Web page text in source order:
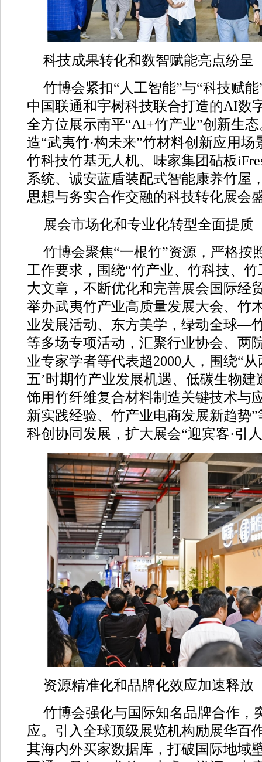
科技成果转化和数智赋能亮点纷呈
竹博会紧扣“人工智能”与“科技赋
中国联通和宇树科技联合打造的AI数
全方位展示南平“AI+竹产业”创新生
造“武夷竹·构未来”竹材料创新应用
竹科技竹基无人机、味家集团砧板
系统、诚安蓝盾装配式智能康养竹屋
思想与务实合作交融的科技转化展会
展会市场化和专业化转型全面提质
竹博会聚焦“一根竹”资源，严格按
工作要求，围绕“竹产业、竹科技、
大文章，不断优化和完善展会国际经
举办武夷竹产业高质量发展大会、竹
业发展活动、东方美学，绿动全球—
等多场专项活动，汇聚行业协会、两
业专家学者等代表超2000人，围绕“
五’时期竹产业发展机遇、低碳生物
饰用竹纤维复合材料制造关键技术与
新实践经验、竹产业电商发展新趋势
科创协同发展，扩大展会“迎宾客·引
资源精准化和品牌化效应加速释放
竹博会强化与国际知名品牌合作，
应。引入全球顶级展览机构励展华百
其海内外买家数据库，打破国际地域